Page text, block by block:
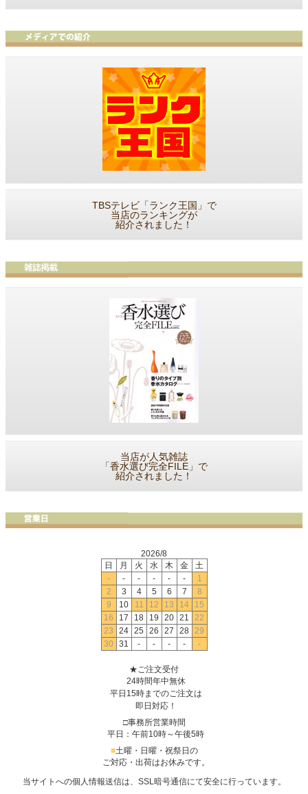
TBSテレビ「ランク王国」で
当店のランキングが
紹介されました！
当店が人気雑誌
「香水選び完全FILE」で
紹介されました！
2026/8
日
月 火 水 木 金
土
-
- - - - -
1
2
3 4 5 6 7
8
9
10 11 12 13 14
15
16
17 18 19 20 21
22
23
24 25 26 27 28 29
30
31 - - - - -
★ご注文受付
24時間年中無休
平日15時までのご注文は
即日対応！
□事務所営業時間
平日：午前10時～午後5時
■土曜・日曜・祝祭日の
ご対応・出荷はお休みです。
当サイトへの個人情報送信は、SSL暗号通信にて安全に行っています。